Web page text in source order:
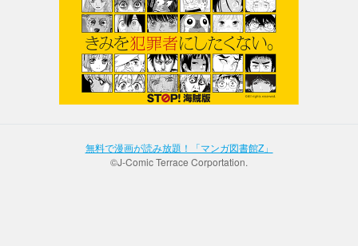
無料で漫画が読み放題！「マンガ図書館Z」
©J-Comic Terrace Corportation.